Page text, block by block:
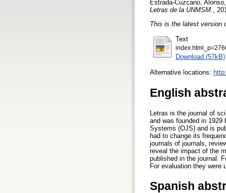
Estrada-Cuzcano, Alonso
Letras de la UNMSM.
,
This is the latest version
Text
Download (57kB)
Alternative locations:
English
Letras is the journal of
and was founded in 1929
Systems (OJS) and is
had to change its
journals of journals,
reveal the impact of the
published in the journal.
For evaluation they were
Spanish